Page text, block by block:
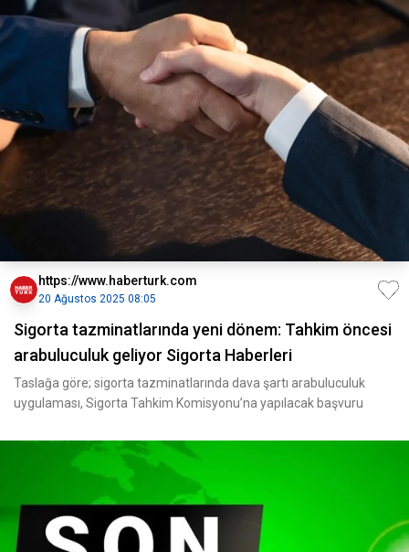
https://www.haberturk.com
20 Ağustos 2025 08:05
Sigorta tazminatlarında yeni dönem: Tahkim öncesi
arabuluculuk geliyor Sigorta Haberleri
Taslağa göre; sigorta tazminatlarında dava şartı arabuluculuk
uygulaması, Sigorta Tahkim Komisyonu’na yapılacak başvuru